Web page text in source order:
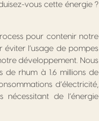
vous cette énergie ?
pour contenir notre
l’usage de pompes
développement. Nous
rhum à 1.6 millions de
d’électricité,
de l’énergie